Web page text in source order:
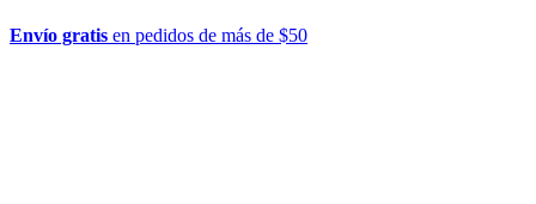
Envío gratis en pedidos de más de $50